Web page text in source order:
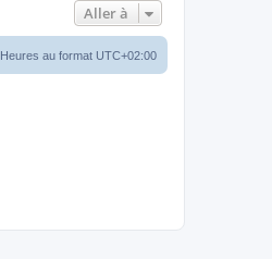
Aller à
Heures au format UTC+02:00